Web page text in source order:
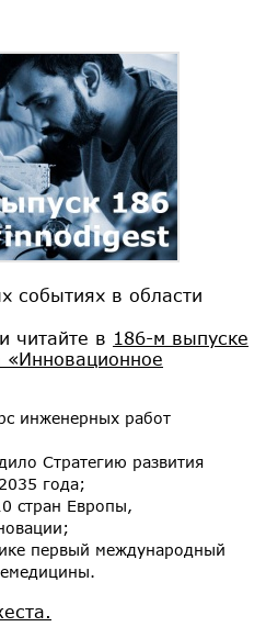
событиях в области
читайте в 186-м выпуске
«Инновационное
инженерных работ
Стратегию развития
года;
стран Европы,
первый международный